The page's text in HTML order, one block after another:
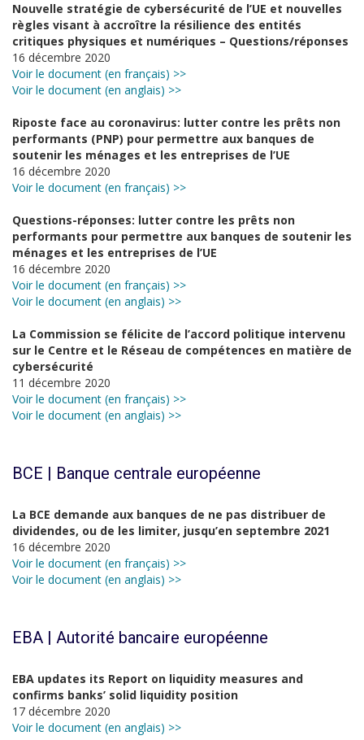
Nouvelle stratégie de cybersécurité de l’UE et nouvelles
règles visant à accroître la résilience des entités
critiques physiques et numériques – Questions/réponses
16 décembre 2020
Voir le document (en français) >>
Voir le document (en anglais) >>
Riposte face au coronavirus: lutter contre les prêts non
performants (PNP) pour permettre aux banques de
soutenir les ménages et les entreprises de l’UE
16 décembre 2020
Voir le document (en français) >>
Questions-réponses: lutter contre les prêts non
performants pour permettre aux banques de soutenir les
ménages et les entreprises de l’UE
16 décembre 2020
Voir le document (en français) >>
Voir le document (en anglais) >>
La Commission se félicite de l’accord politique intervenu
sur le Centre et le Réseau de compétences en matière de
cybersécurité
11 décembre 2020
Voir le document (en français) >>
Voir le document (en anglais) >>
BCE | Banque centrale européenne
La BCE demande aux banques de ne pas distribuer de
dividendes, ou de les limiter, jusqu’en septembre 2021
16 décembre 2020
Voir le document (en français) >>
Voir le document (en anglais) >>
EBA | Autorité bancaire européenne
EBA updates its Report on liquidity measures and
confirms banks’ solid liquidity position
17 décembre 2020
Voir le document (en anglais) >>